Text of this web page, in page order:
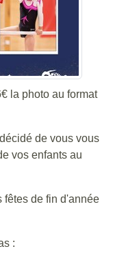
la photo au format
de vous vous
vos enfants au
fêtes de fin d'année
: